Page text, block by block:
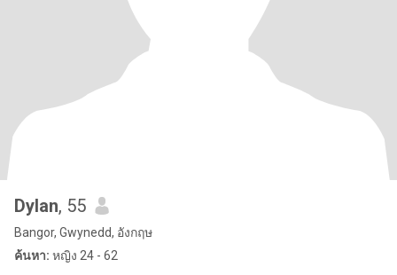
Dylan, 55
Bangor, Gwynedd, อังกฤษ
ค้นหา: หญิง 24 - 62